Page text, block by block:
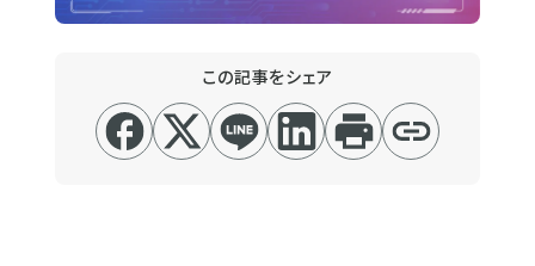
この記事をシェア